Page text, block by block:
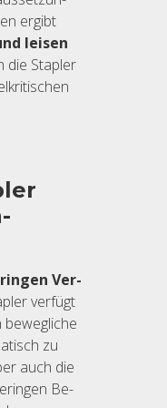
er­gibt
lei­sen
die Stap­ler
Ver­
ver­fügt
zu
auch die
Be­